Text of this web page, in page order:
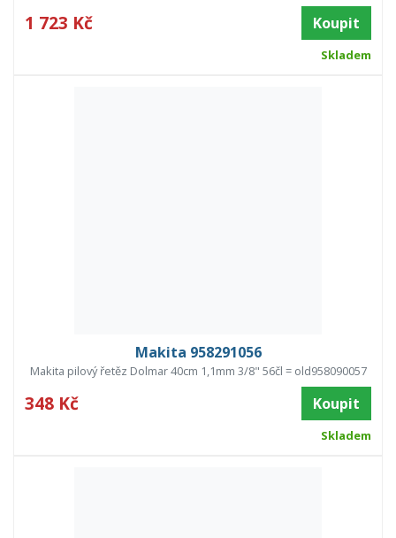
1 723 Kč Koupit
Skladem
Makita 958291056
Makita pilový řetěz Dolmar 40cm 1,1mm 3/8" 56čl = old958090057
348 Kč Koupit
Skladem